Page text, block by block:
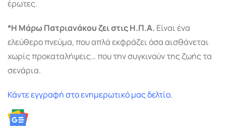
έρωτες.
*Η Μάρω Πατριανάκου ζει στις Η.Π.Α. Είναι ένα
ελεύθερο πνεύμα, που απλά εκφράζει όσα αισθάνεται
χωρίς προκαταλήψεις… που την συγκινούν της ζωής τα
σενάρια.
Κάντε εγγραφή στο ενημερωτικό μας δελτίο.